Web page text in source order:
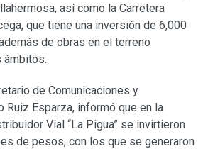
así como la Carretera
que tiene una inversión de 6,000
de obras en el terreno
ámbitos.
de Comunicaciones y
Ruiz Esparza, informó que en la
Vial “La Pigua” se invirtieron
de pesos, con los que se generaron